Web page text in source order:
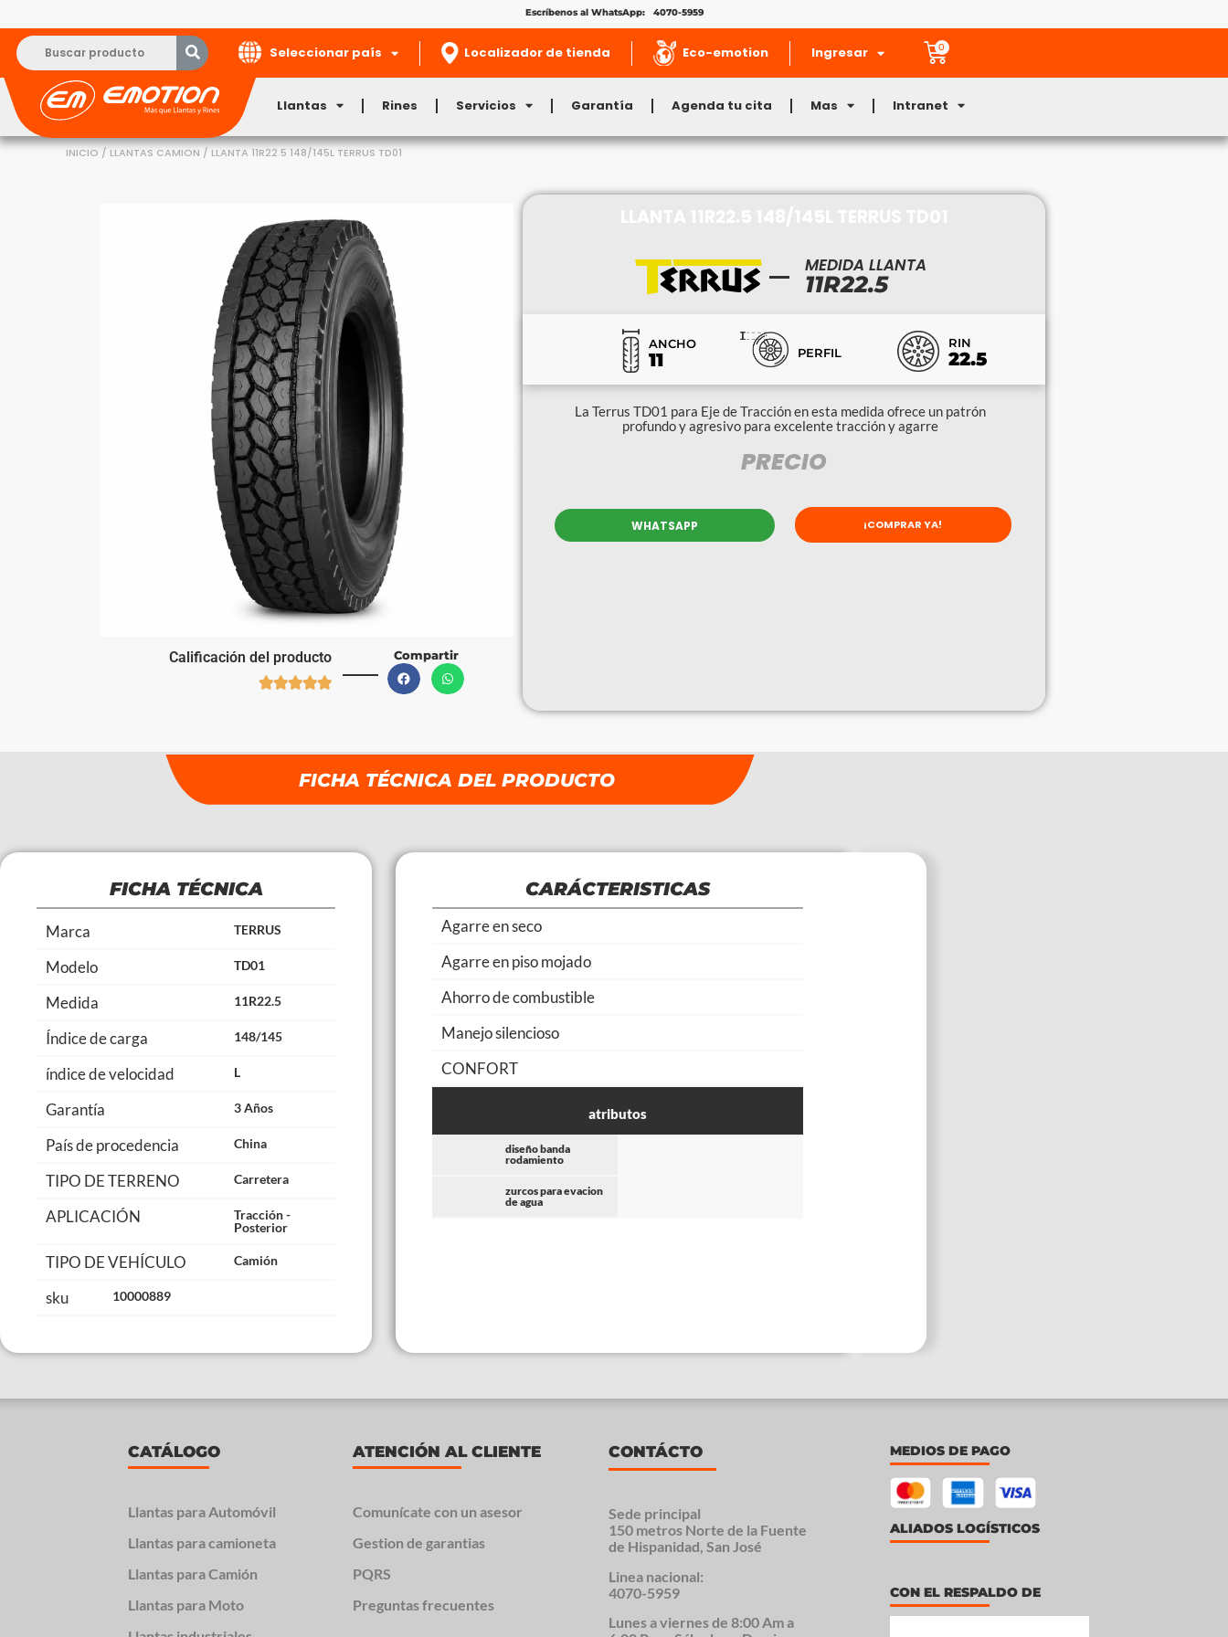
Escríbenos al WhatsApp: 4070-5959
Seleccionar país Localizador de tienda Eco-emotion Ingresar 0
Llantas Rines Servicios Garantía Agenda tu cita Mas Intranet
INICIO / LLANTAS CAMION / LLANTA 11R22.5 148/145L TERRUS TD01
Calificación del producto

Compartir
MEDIDA LLANTA
11R22.5
ANCHO
11 PERFIL
RIN
22.5
La Terrus TD01 para Eje de Tracción en esta medida ofrece un patrón
profundo y agresivo para excelente tracción y agarre
PRECIO
WHATSAPP ¡COMPRAR YA!
FICHA TÉCNICA DEL PRODUCTO
FICHA TÉCNICA
Marca TERRUS
Modelo TD01
Medida 11R22.5
Índice de carga 148/145
índice de velocidad L
Garantía 3 Años
País de procedencia China
TIPO DE TERRENO Carretera
APLICACIÓN
Tracción -
Posterior
TIPO DE VEHÍCULO Camión
sku 10000889
CARÁCTERISTICAS
Agarre en seco
Agarre en piso mojado
Ahorro de combustible
Manejo silencioso
CONFORT
atributos
diseño banda
rodamiento
zurcos para evacion
de agua
CATÁLOGO
Llantas para Automóvil
Llantas para camioneta
Llantas para Camión
Llantas para Moto
ATENCIÓN AL CLIENTE
Comunícate con un asesor
Gestion de garantias
PQRS
Preguntas frecuentes
CONTÁCTO
Sede principal
150 metros Norte de la Fuente
de Hispanidad, San José
Linea nacional:
4070-5959
Lunes a viernes de 8:00 Am a
MEDIOS DE PAGO
ALIADOS LOGÍSTICOS
CON EL RESPALDO DE